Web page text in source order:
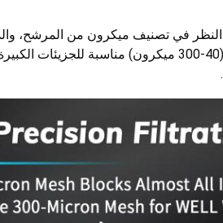
النظر في تصنيف ميكرون من المرشح،